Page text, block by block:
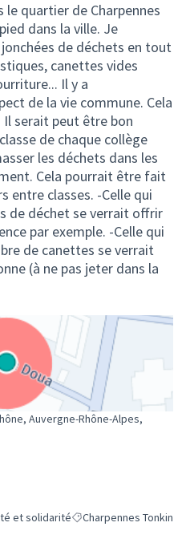
le quartier de Charpennes
dans la ville. Je
de déchets en tout
canettes vides
Il y a
de la vie commune. Cela
serait peut être bon
de chaque collège
les déchets dans les
Cela pourrait être fait
entre classes. -Celle qui
de déchet se verrait offrir
par exemple. -Celle qui
de canettes se verrait
(à ne pas jeter dans la
Auvergne-Rhône-Alpes,
de la catégorie : Convivialité
et solidaritéFiltrer les résultats
Charpennes Tonkin